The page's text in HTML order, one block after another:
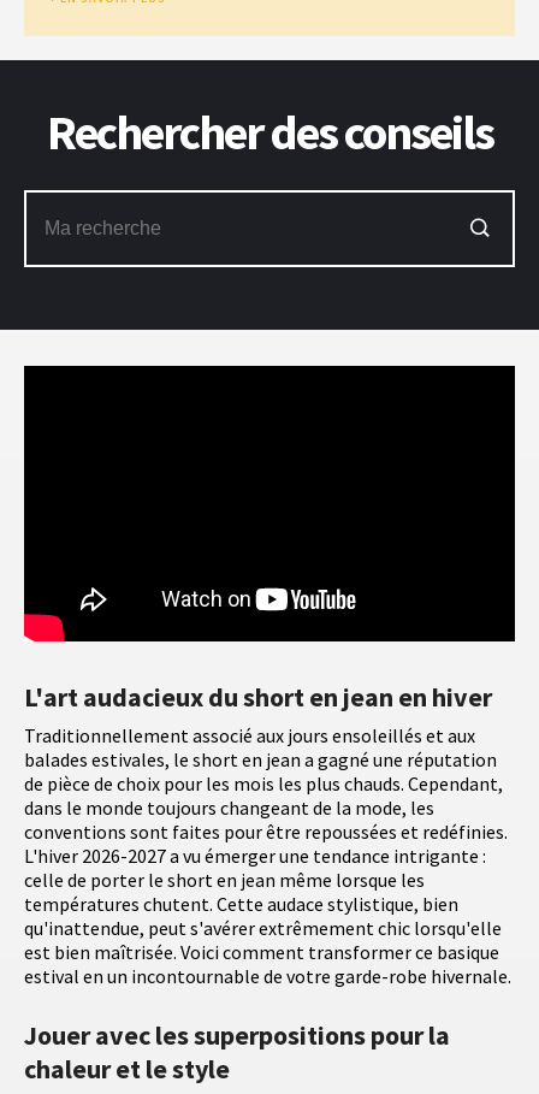
L'art audacieux du short en jean en hiver
Traditionnellement associé aux jours ensoleillés et aux
balades estivales, le short en jean a gagné une réputation
de pièce de choix pour les mois les plus chauds. Cependant,
dans le monde toujours changeant de la mode, les
conventions sont faites pour être repoussées et redéfinies.
L'hiver 2026-2027 a vu émerger une tendance intrigante :
celle de porter le short en jean même lorsque les
températures chutent. Cette audace stylistique, bien
qu'inattendue, peut s'avérer extrêmement chic lorsqu'elle
est bien maîtrisée. Voici comment transformer ce basique
estival en un incontournable de votre garde-robe hivernale.
Jouer avec les superpositions pour la
chaleur et le style
Rechercher des conseils